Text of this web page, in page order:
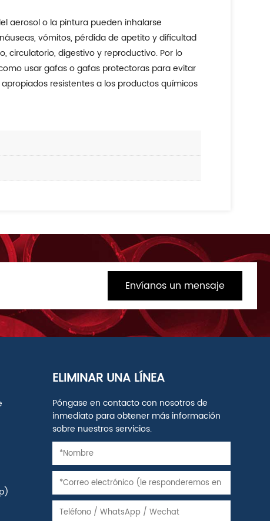
aerosol o la pintura pueden inhalarse
vómitos, pérdida de apetito y dificultad
circulatorio, digestivo y reproductivo. Por lo
usar gafas o gafas protectoras para evitar
resistentes a los productos químicos
Envíanos un mensaje
ELIMINAR UNA LÍNEA
Póngase en contacto con nosotros de
inmediato para obtener más información
sobre nuestros servicios.